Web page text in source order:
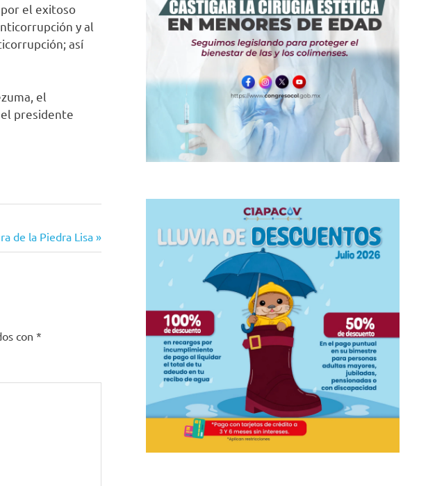
el exitoso
y al
así
el
presidente
de la Piedra Lisa
con *